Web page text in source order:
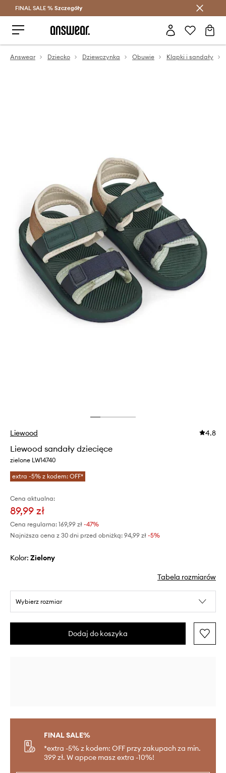
Oszczędzaj z Answear Club >
FINAL SALE % Szczegóły
Answear Dziecko Dziewczynka Obuwie Klapki i sandały
Liewood 4.8
Liewood sandały dziecięce
zielone LW14740
extra -5% z kodem: OFF*
Cena aktualna:
89,99 zł
Cena regularna: 169,99 zł -47%
Najniższa cena z 30 dni przed obniżką: 94,99 zł -5%
Kolor: zielony
Tabela rozmiarów
Wybierz rozmiar
Dodaj do koszyka
FINAL SALE%
*extra -5% z kodem: OFF przy zakupach za min.
399 zł. W appce masz extra -10%!